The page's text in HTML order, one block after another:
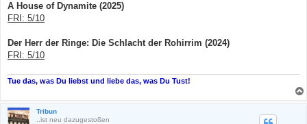
A House of Dynamite (2025)
FRI: 5/10
Der Herr der Ringe: Die Schlacht der Rohirrim (2024)
FRI: 5/10
Tue das, was Du liebst und liebe das, was Du Tust!
Tribun
..ist neu dazugestoßen